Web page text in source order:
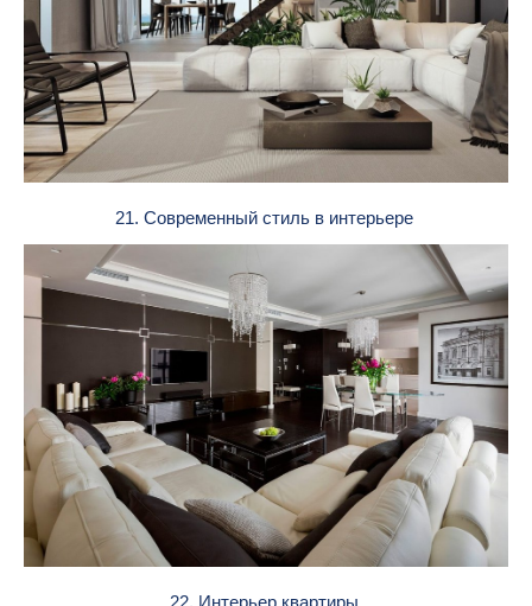
21. Современный стиль в интерьере
22. Интерьер квартиры